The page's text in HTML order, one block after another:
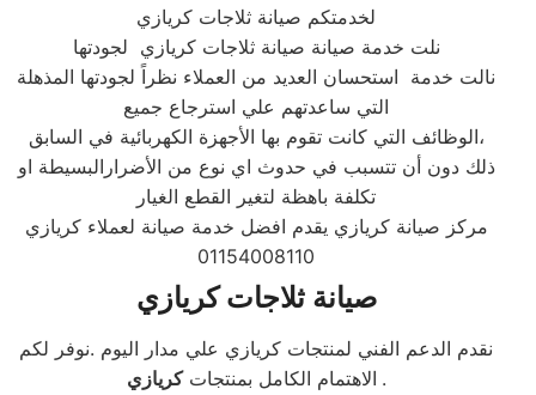
لخدمتكم صيانة ثلاجات كريازي
نلت خدمة صيانة صيانة ثلاجات كريازي لجودتها
نالت خدمة استحسان العديد من العملاء نظراً لجودتها المذهلة
التي ساعدتهم علي استرجاع جميع
الوظائف التي كانت تقوم بها الأجهزة الكهربائية في السابق،
ذلك دون أن تتسبب في حدوث اي نوع من الأضرارالبسيطة او
تكلفة باهظة لتغير القطع الغيار
مركز صيانة كريازي يقدم افضل خدمة صيانة لعملاء كريازي
01154008110
صيانة ثلاجات كريازي
نقدم الدعم الفني لمنتجات كريازي علي مدار اليوم .نوفر لكم
الاهتمام الكامل بمنتجاتكريازي
.